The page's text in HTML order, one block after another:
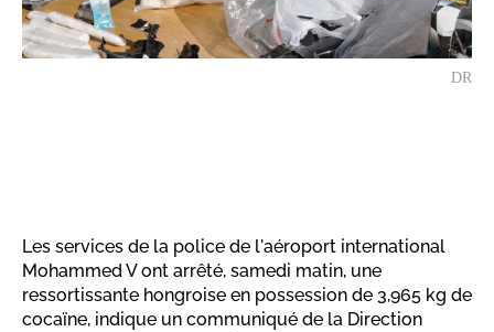
DR
Les services de la police de l'aéroport international
Mohammed V ont arrêté, samedi matin, une
ressortissante hongroise en possession de 3,965 kg de
cocaïne, indique un communiqué de la Direction